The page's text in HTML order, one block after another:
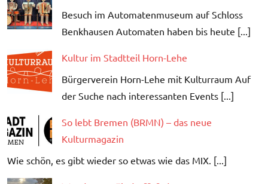
Besuch im Automatenmuseum auf Schloss
Benkhausen Automaten haben bis heute [...]
Kultur im Stadtteil Horn-Lehe
Bürgerverein Horn-Lehe mit Kulturraum Auf
der Suche nach interessanten Events [...]
So lebt Bremen (BRMN) – das neue
Kulturmagazin
Wie schön, es gibt wieder so etwas wie das MIX. [...]